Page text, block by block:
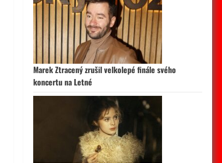
Marek Ztracený zrušil velkolepé finále svého
koncertu na Letné